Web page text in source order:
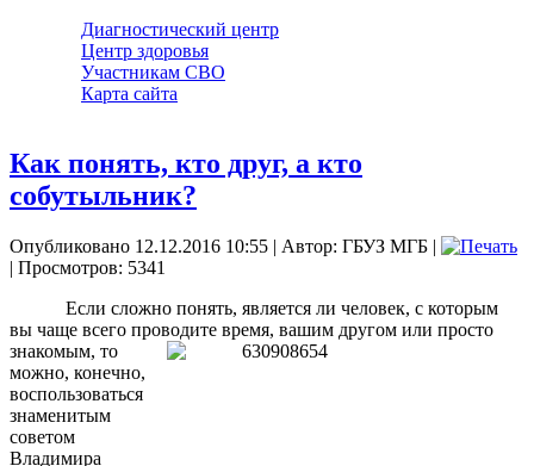
Диагностический центр
Центр здоровья
Участникам СВО
Карта сайта
Как понять, кто друг, а кто
собутыльник?
Опубликовано 12.12.2016 10:55 | Автор: ГБУЗ МГБ |
| Просмотров: 5341
Если сложно понять, является ли человек, с которым
вы чаще всего проводите время, вашим другом или просто
знакомым, то
можно, конечно,
воспользоваться
знаменитым
советом
Владимира